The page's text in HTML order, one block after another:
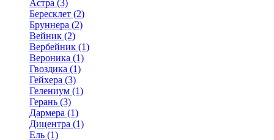
Астра (3)
Бересклет (2)
Бруннера (2)
Вейник (2)
Вербейник (1)
Вероника (1)
Гвоздика (1)
Гейхера (3)
Гелениум (1)
Герань (3)
Дармера (1)
Дицентра (1)
Ель (1)